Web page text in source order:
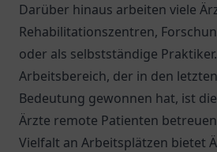
Darüber hinaus arbeiten viele
Rehabilitationszentren,
oder als selbstständige
Arbeitsbereich, der in den
Bedeutung gewonnen hat, ist
Ärzte remote Patienten
Vielfalt an Arbeitsplätzen bietet